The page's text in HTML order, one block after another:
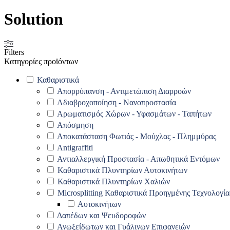
Solution
Filters
Κατηγορίες προϊόντων
Καθαριστικά
Απορρύπανση - Αντιμετώπιση Διαρροών
Αδιαβροχοποίηση - Νανοπροστασία
Αρωματισμός Χώρων - Υφασμάτων - Ταπήτων
Απόσμηση
Αποκατάσταση Φωτιάς - Μούχλας - Πλημμύρας
Antigraffiti
Αντιαλλεργική Προστασία - Απωθητικά Εντόμων
Καθαριστικά Πλυντηρίων Αυτοκινήτων
Καθαριστικά Πλυντηρίων Χαλιών
Microsplitting Καθαριστικά Προηγμένης
Αυτοκινήτων
Δαπέδων και Ψευδοροφών
Ανωξείδωτων και Γυάλινων Επιφανειών